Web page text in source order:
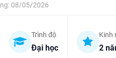
08/05/2026
Trình độ
Đại học
Kinh
2